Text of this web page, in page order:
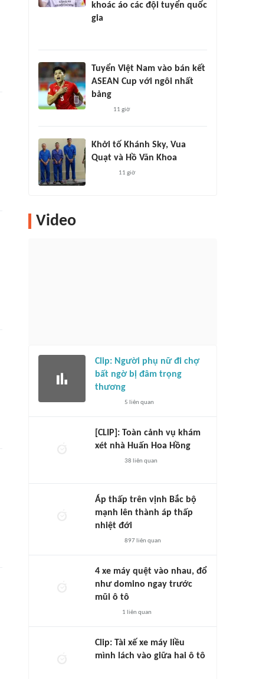
khoác áo các đội tuyển quốc
gia
Tuyển Việt Nam vào bán kết
ASEAN Cup với ngôi nhất
bảng
11 giờ
Khởi tố Khánh Sky, Vua
Quạt và Hồ Văn Khoa
11 giờ
Video
Clip: Người phụ nữ đi chợ
bất ngờ bị đâm trọng
thương
5 liên quan
[CLIP]: Toàn cảnh vụ khám
xét nhà Huấn Hoa Hồng
38 liên quan
Áp thấp trên vịnh Bắc bộ
mạnh lên thành áp thấp
nhiệt đới
897 liên quan
4 xe máy quệt vào nhau, đổ
như domino ngay trước
mũi ô tô
1 liên quan
Clip: Tài xế xe máy liều
mình lách vào giữa hai ô tô